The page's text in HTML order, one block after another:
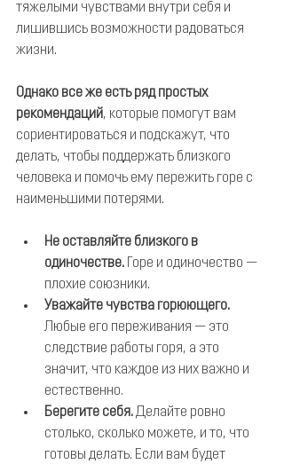
тяжелыми чувствами внутри себя и
лишившись возможности радоваться
жизни.
Однако все же есть ряд простых
рекомендаций, которые помогут вам
сориентироваться и подскажут, что
делать, чтобы поддержать близкого
человека и помочь ему пережить горе с
наименьшими потерями.
Не оставляйте близкого в
одиночестве. Горе и одиночество —
плохие союзники.
Уважайте чувства горюющего.
Любые его переживания — это
следствие работы горя, а это
значит, что каждое из них важно и
естественно.
Берегите себя. Делайте ровно
столько, сколько можете, и то, что
готовы делать. Если вам будет